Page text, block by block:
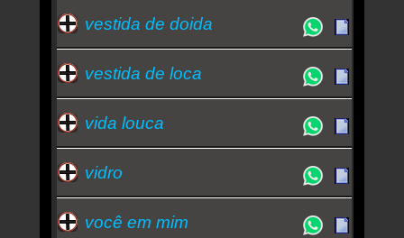
vestida de doida
vestida de loca
vida louca
vidro
você em mim